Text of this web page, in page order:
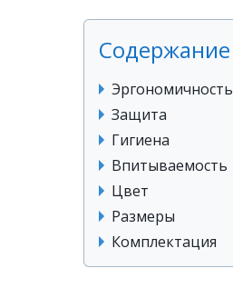
Содержание
Эргономичность
Защита
Гигиена
Впитываемость
Цвет
Размеры
Комплектация